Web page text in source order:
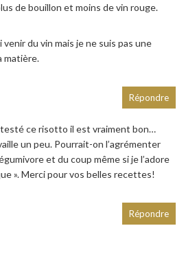
de bouillon et moins de vin rouge.
du vin mais je ne suis pas une
matière.
testé ce risotto il est vraiment bon…
un peu. Pourrait-on l’agrémenter
et du coup même si je l’adore
». Merci pour vos belles recettes!
Répondre
Répondre